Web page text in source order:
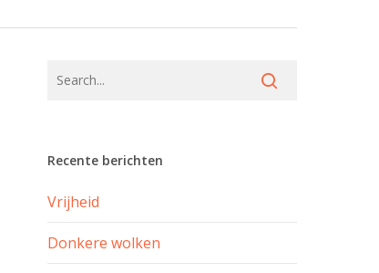
Recente berichten
Vrijheid
Donkere wolken